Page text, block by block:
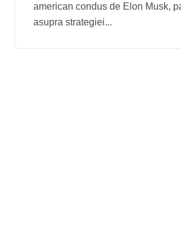
mașinilor
buget
american condus de Elon Musk,
asupra strategiei...